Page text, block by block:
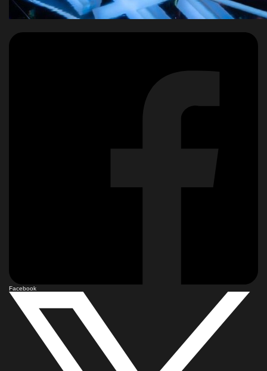
Facebook